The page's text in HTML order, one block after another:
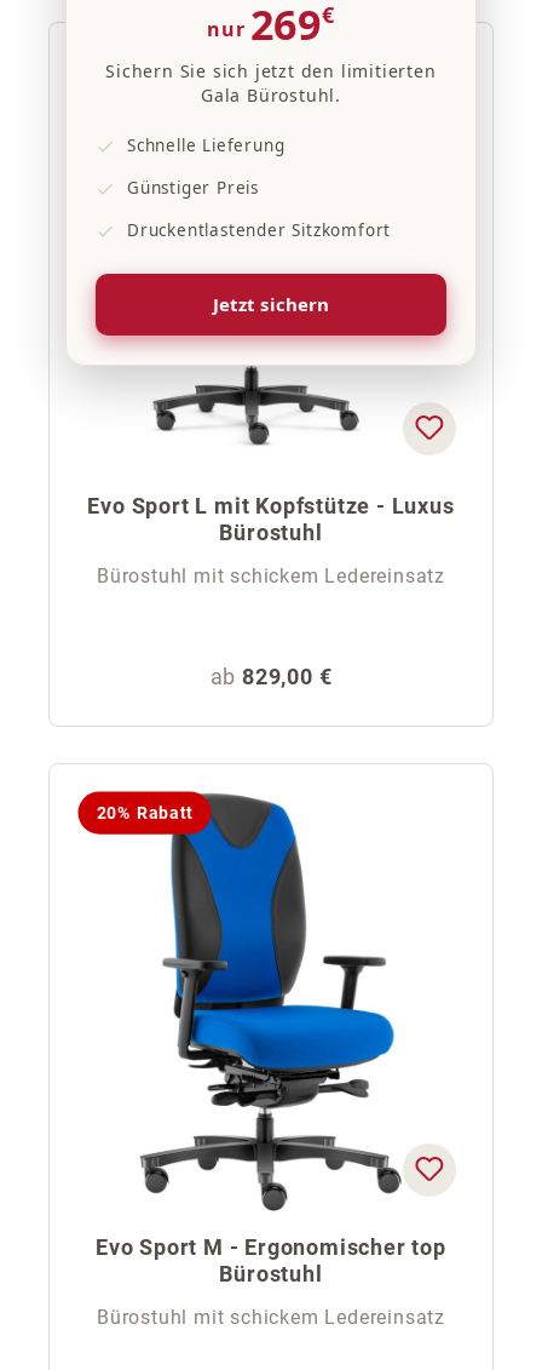
nur 269€
Sichern Sie sich jetzt den limitierten
Gala Bürostuhl.
Schnelle Lieferung
Günstiger Preis
Druckentlastender Sitzkomfort
Jetzt sichern
20% Rabatt
Evo Sport L mit Kopfstütze - Luxus
Bürostuhl
Bürostuhl mit schickem Ledereinsatz
Regulärer Preis:
ab 829,00 €
20% Rabatt
Evo Sport M - Ergonomischer top
Bürostuhl
Bürostuhl mit schickem Ledereinsatz